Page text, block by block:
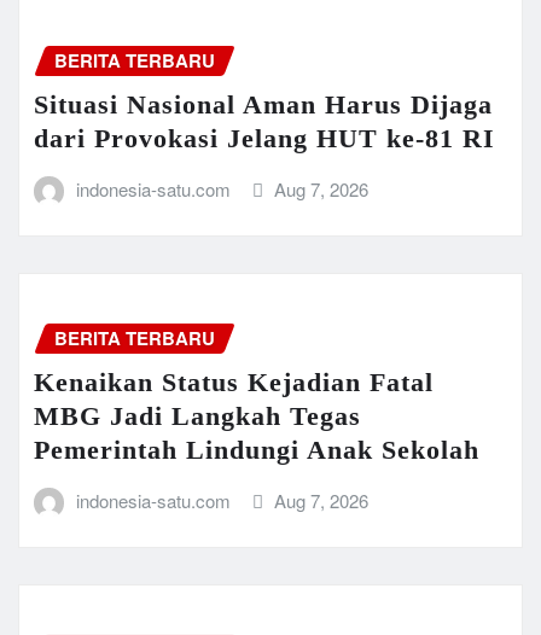
BERITA TERBARU
Situasi Nasional Aman Harus Dijaga
dari Provokasi Jelang HUT ke-81 RI
indonesia-satu.com Aug 7, 2026
BERITA TERBARU
Kenaikan Status Kejadian Fatal
MBG Jadi Langkah Tegas
Pemerintah Lindungi Anak Sekolah
indonesia-satu.com Aug 7, 2026